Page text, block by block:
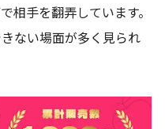
相手を翻弄しています。
ない場面が多く見られ